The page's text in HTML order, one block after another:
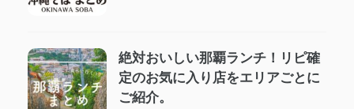
絶対おいしい那覇ランチ！リピ確
定のお気に入り店をエリアごとに
ご紹介。